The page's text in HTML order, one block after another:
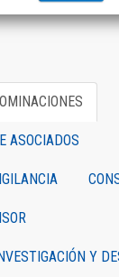
ASOCIADOS
Y